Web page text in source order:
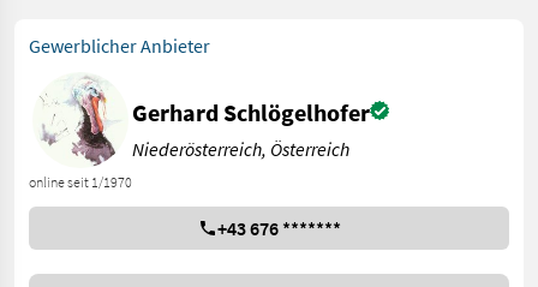
Gewerblicher Anbieter
online seit 1/1970
Gerhard Schlögelhofer
Niederösterreich, Österreich
+43 676 *******